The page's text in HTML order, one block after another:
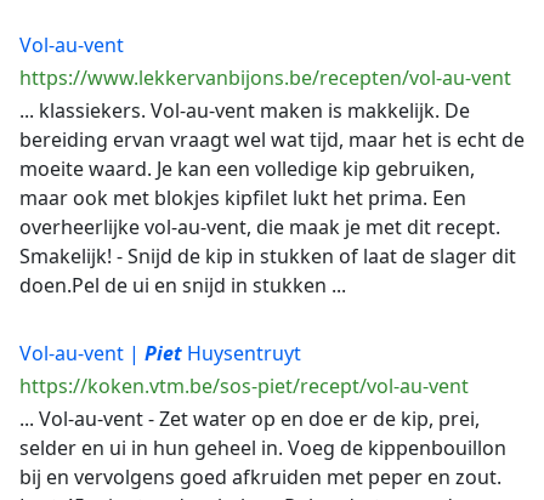
Vol-au-vent
https://www.lekkervanbijons.be/recepten/vol-au-vent
... klassiekers. Vol-au-vent maken is makkelijk. De
bereiding ervan vraagt wel wat tijd, maar het is echt de
moeite waard. Je kan een volledige kip gebruiken,
maar ook met blokjes kipfilet lukt het prima. Een
overheerlijke vol-au-vent, die maak je met dit recept.
Smakelijk! - Snijd de kip in stukken of laat de slager dit
doen.Pel de ui en snijd in stukken ...
Vol-au-vent | Piet Huysentruyt
https://koken.vtm.be/sos-piet/recept/vol-au-vent
... Vol-au-vent - Zet water op en doe er de kip, prei,
selder en ui in hun geheel in. Voeg de kippenbouillon
bij en vervolgens goed afkruiden met peper en zout.